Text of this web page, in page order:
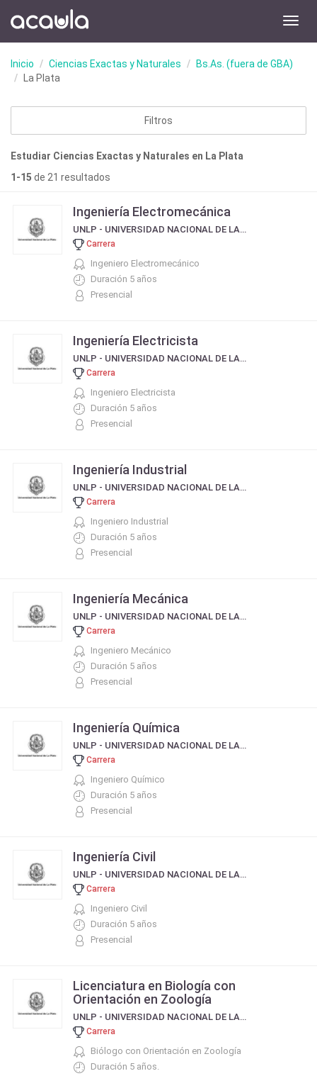
Inicio Ciencias Exactas y Naturales
Bs.As. (fuera de GBA)
La Plata
Filtros
Estudiar Ciencias Exactas y Naturales en La Plata
1-15 de 21 resultados
Ingeniería Electromecánica
UNLP - UNIVERSIDAD NACIONAL DE LA PLATA
Carrera
Ingeniero Electromecánico
Duración 5 años
Presencial
Ingeniería Electricista
UNLP - UNIVERSIDAD NACIONAL DE LA PLATA
Carrera
Ingeniero Electricista
Duración 5 años
Presencial
Ingeniería Industrial
UNLP - UNIVERSIDAD NACIONAL DE LA PLATA
Carrera
Ingeniero Industrial
Duración 5 años
Presencial
Ingeniería Mecánica
UNLP - UNIVERSIDAD NACIONAL DE LA PLATA
Carrera
Ingeniero Mecánico
Duración 5 años
Presencial
Ingeniería Química
UNLP - UNIVERSIDAD NACIONAL DE LA PLATA
Carrera
Ingeniero Químico
Duración 5 años
Presencial
Ingeniería Civil
UNLP - UNIVERSIDAD NACIONAL DE LA PLATA
Carrera
Ingeniero Civil
Duración 5 años
Presencial
Licenciatura en Biología con
Orientación en Zoología
UNLP - UNIVERSIDAD NACIONAL DE LA PLATA
Carrera
Biólogo con Orientación en Zoología
Duración 5 años.